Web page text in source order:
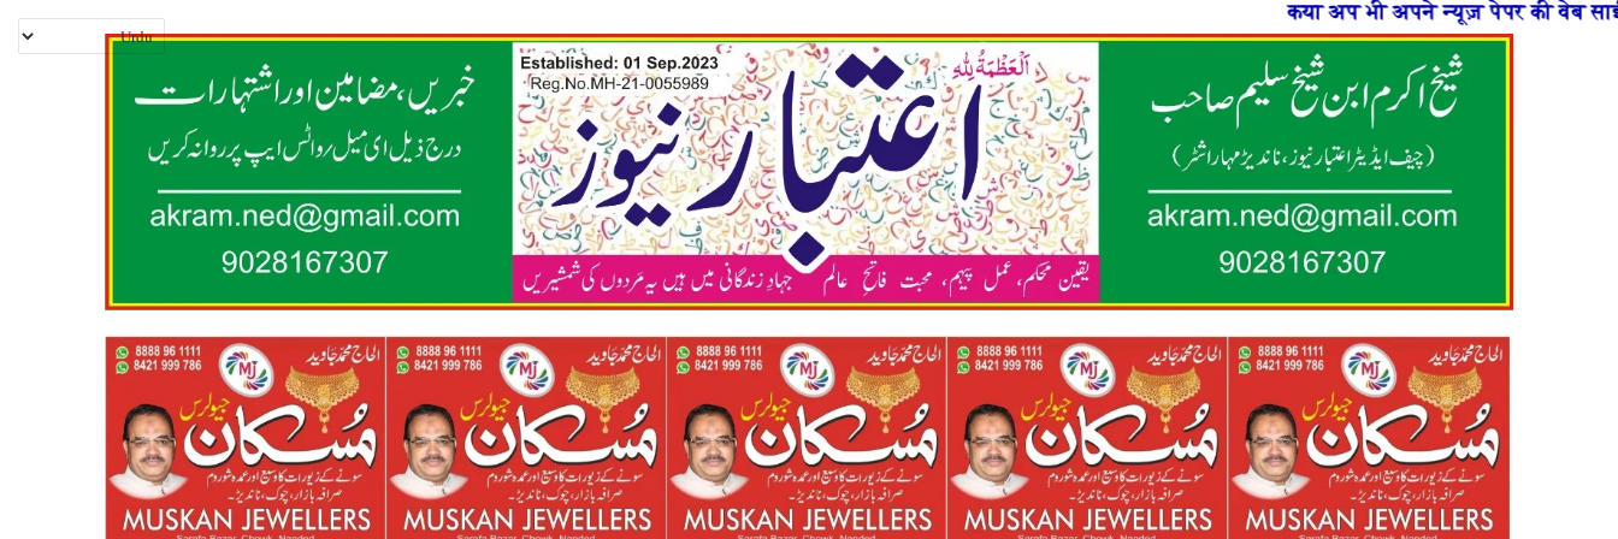
कया अप भी अपने न्यूज़ पेपर की वेब साईट बनाना चाहते है